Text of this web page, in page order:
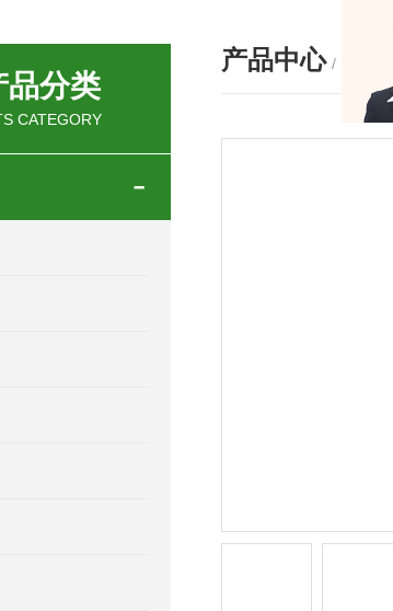
OEMER三相同步电机MTES 132SB/2参数及应用
OEMER三相同步电机MTES 160MA/2参数及应用
OEMER电机QLS 180M环保农业领域应用
品分类
CATEGORY
产品中心 /